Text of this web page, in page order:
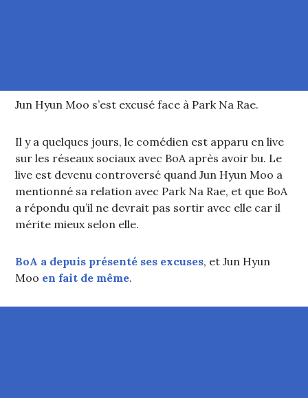
Jun Hyun Moo s’est excusé face à Park Na Rae.
Il y a quelques jours, le comédien est apparu en live
sur les réseaux sociaux avec BoA après avoir bu. Le
live est devenu controversé quand Jun Hyun Moo a
mentionné sa relation avec Park Na Rae, et que BoA
a répondu qu’il ne devrait pas sortir avec elle car il
mérite mieux selon elle.
BoA a depuis présenté ses excuses, et Jun Hyun
Moo en fait de même.